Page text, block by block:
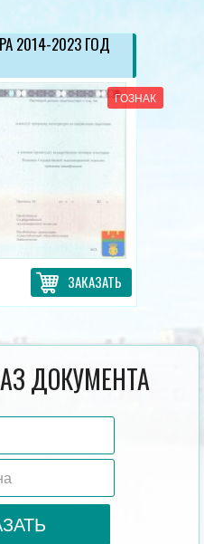
2014-2023 ГОД
ГОЗНАК
ЗАКАЗАТЬ
ДОКУМЕНТА